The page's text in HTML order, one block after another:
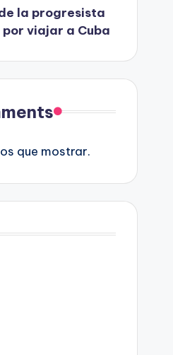
la progresista
viajar a Cuba
que mostrar.